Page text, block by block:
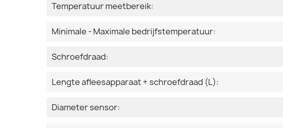
Temperatuur meetbereik:
Minimale - Maximale bedrijfstemperatuur:
Schroefdraad:
Lengte afleesapparaat + schroefdraad (L):
Diameter sensor: